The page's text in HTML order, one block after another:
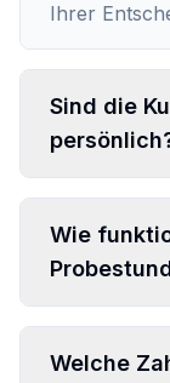
Ihrer
Sind die
Wie
Welche